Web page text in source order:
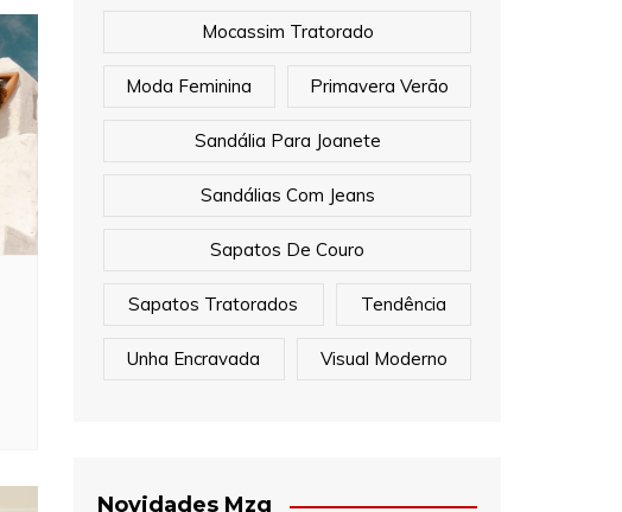
Mocassim Tratorado
Moda Feminina Primavera Verão
Sandália Para Joanete
Sandálias Com Jeans
Sapatos De Couro
Sapatos Tratorados Tendência
Unha Encravada Visual Moderno
Novidades Mzq